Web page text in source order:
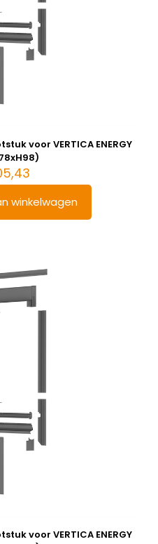
voor VERTICA ENERGY
winkelwagen
voor VERTICA ENERGY